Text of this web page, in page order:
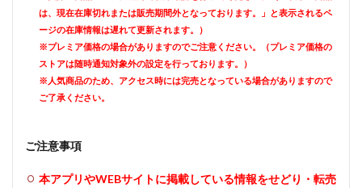
は、現在在庫切れまたは販売期間外となっております。」と表示されるペ
ージの在庫情報は遅れて更新されます。）
※プレミア価格の場合がありますのでご注意ください。（プレミア価格の
ストアは随時通知対象外の設定を行っております。）
※人気商品のため、アクセス時には完売となっている場合がありますので
ご了承ください。
ご注意事項
本アプリやWEBサイトに掲載している情報をせどり・転売